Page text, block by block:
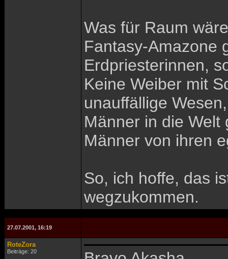
Was für Raum
Fantasy-Amazone
Erdpriesterinnen,
Keine Weiber mit
unauffällige
Männer in die
Männer von ihren
So, ich hoffe, das
wegzukommen.
27.07.2001, 16:19
RoteZora
Beiträge: 20